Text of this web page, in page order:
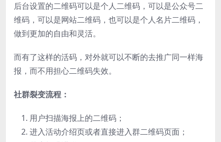
后台设置的二维码可以是个人二维码，可以是公众号二
维码，可以是网站二维码，也可以是个人名片二维码，
做到更加的自由和灵活。
而有了这样的活码，对外就可以不断的去推广同一样海
报，而不用担心二维码失效。
社群裂变流程：
用户扫描海报上的二维码；
进入活动介绍页或者直接进入群二维码页面；